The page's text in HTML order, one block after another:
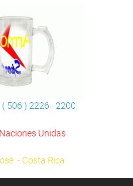
( 506 ) 2226 - 2200
Unidas
- Costa Rica